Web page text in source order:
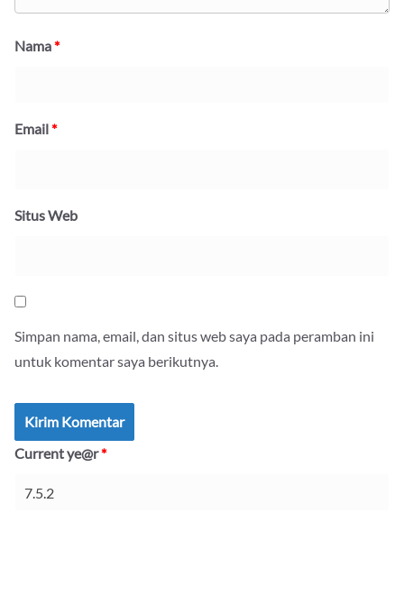
Nama*
Email*
Situs Web
Simpan nama, email, dan situs web saya pada peramban ini
untuk komentar saya berikutnya.
Current ye@r*